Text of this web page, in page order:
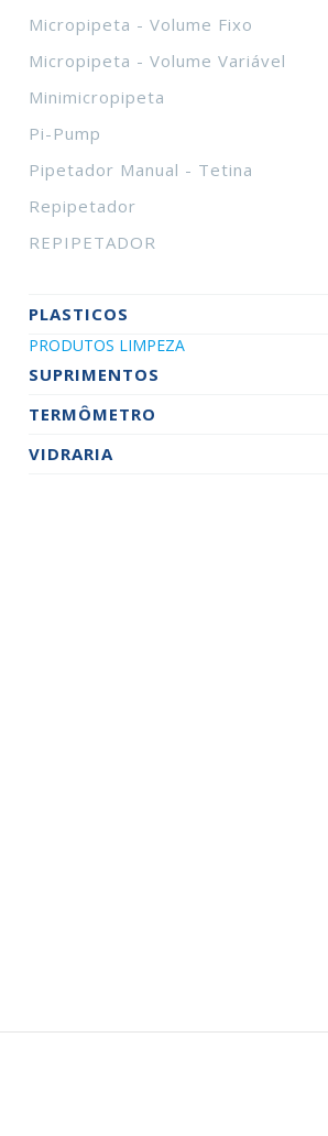
Micropipeta - Volume Fixo
Micropipeta - Volume Variável
Minimicropipeta
Pi-Pump
Pipetador Manual - Tetina
Repipetador
REPIPETADOR
PLASTICOS
PRODUTOS LIMPEZA
SUPRIMENTOS
TERMÔMETRO
VIDRARIA